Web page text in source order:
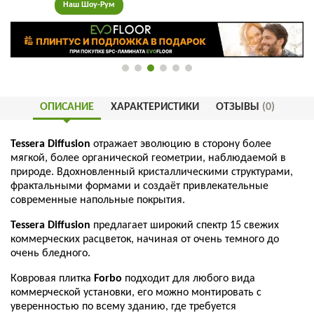
Наш Шоу-Рум
ОПИСАНИЕ ХАРАКТЕРИСТИКИ ОТЗЫВЫ (0)
Tessera Diffusion отражает эволюцию в сторону более
мягкой, более органической геометрии, наблюдаемой в
природе. Вдохновленный кристаллическими структурами,
фрактальными формами и создаёт привлекательные
современные напольные покрытия.
Tessera Diffusion предлагает широкий спектр 15 свежих
коммерческих расцветок, начиная от очень темного до
очень бледного.
Ковровая плитка Forbo подходит для любого вида
коммерческой установки, его можно монтировать с
уверенностью по всему зданию, где требуется